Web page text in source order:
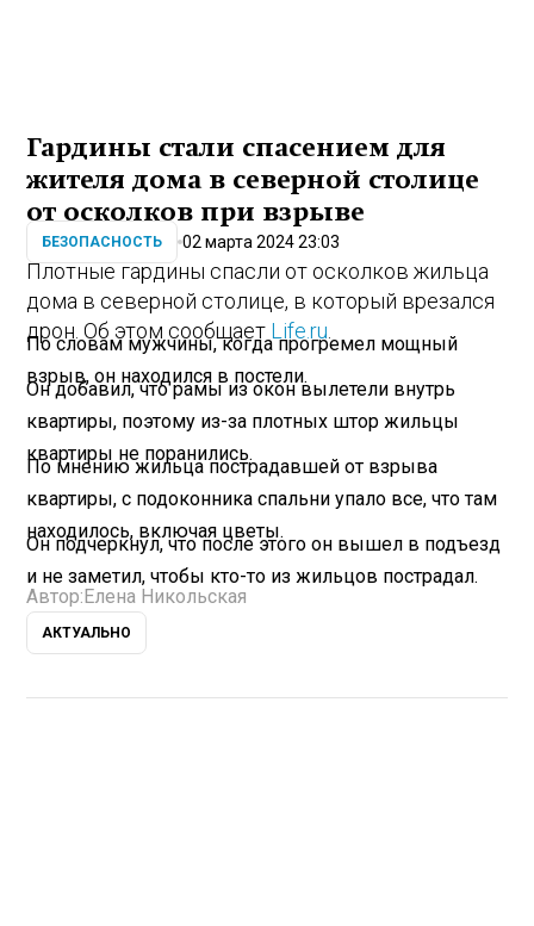
Гардины стали спасением для
жителя дома в северной столице
от осколков при взрыве
БЕЗОПАСНОСТЬ 02 марта 2024 23:03
Плотные гардины спасли от осколков жильца
дома в северной столице, в который врезался
дрон. Об этом сообщает Life.ru
По словам мужчины, когда прогремел мощный
взрыв, он находился в постели.
Он добавил, что рамы из окон вылетели внутрь
квартиры, поэтому из-за плотных штор жильцы
квартиры не поранились.
По мнению жильца пострадавшей от взрыва
квартиры, с подоконника спальни упало все, что там
находилось, включая цветы.
Он подчеркнул, что после этого он вышел в подъезд
и не заметил, чтобы кто-то из жильцов пострадал.
Автор:Елена Никольская
АКТУАЛЬНО